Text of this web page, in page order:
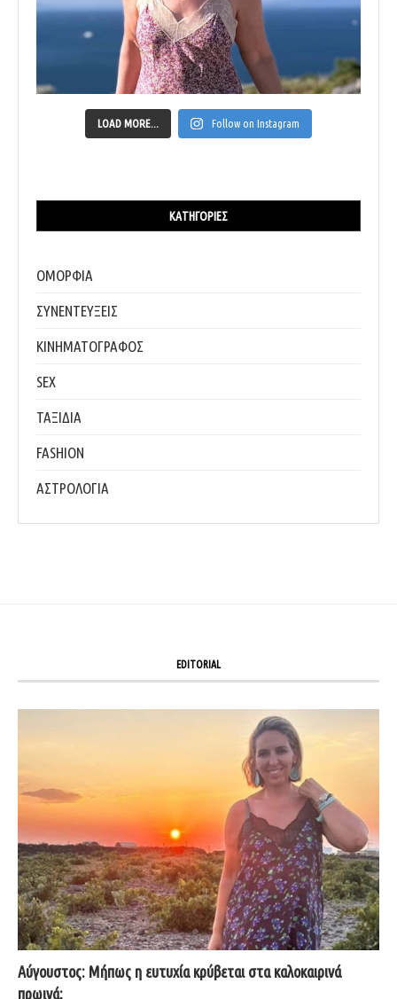
LOAD MORE... Follow on Instagram
ΚΑΤΗΓΟΡΊΕΣ
ΟΜΟΡΦΙΑ
ΣΥΝΕΝΤΕΥΞΕΙΣ
ΚΙΝΗΜΑΤΟΓΡΑΦΟΣ
SEX
ΤΑΞΙΔΙΑ
FASHION
ΑΣΤΡΟΛΟΓΙΑ
EDITORIAL
Αύγουστος: Μήπως η ευτυχία κρύβεται στα καλοκαιρινά
πρωινά;